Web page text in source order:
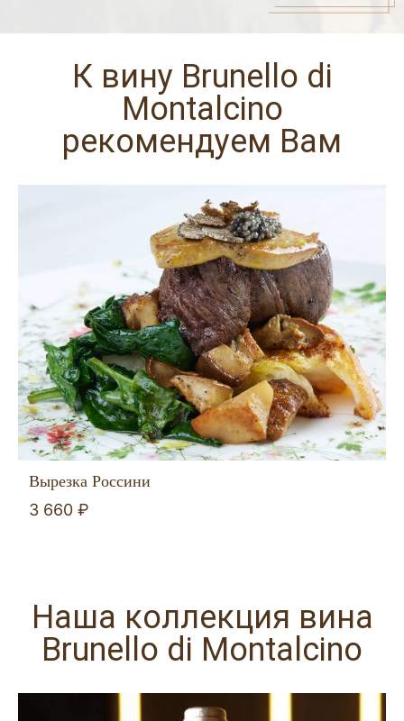
К вину Brunello di
Montalcino
рекомендуем Вам
Вырезка Россини
3 660 ₽
Наша коллекция вина
Brunello di Montalcino